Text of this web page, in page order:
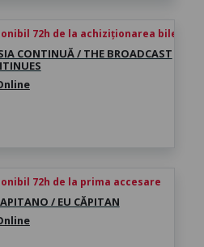
72h de la achiziționarea biletului
CONTINUĂ / THE BROADCAST
72h de la prima accesare
/ EU CĂPITAN